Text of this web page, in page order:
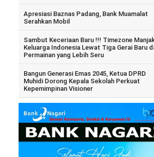
Apresiasi Baznas Padang, Bank Muamalat
Serahkan Mobil
Sambut Keceriaan Baru !!! Timezone
Keluarga Indonesia Lewat Tiga Gerai Baru
Permainan yang Lebih Seru
Bangun Generasi Emas 2045, Ketua DPRD
Muhidi Dorong Kepala Sekolah Perkuat
Kepemimpinan Visioner